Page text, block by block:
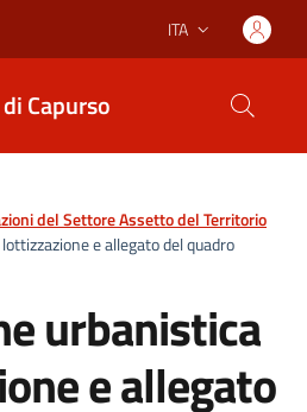
Lingua attiva:
ITA
Capurso
del Settore Assetto del Territorio
e allegato del quadro
urbanistica
e allegato